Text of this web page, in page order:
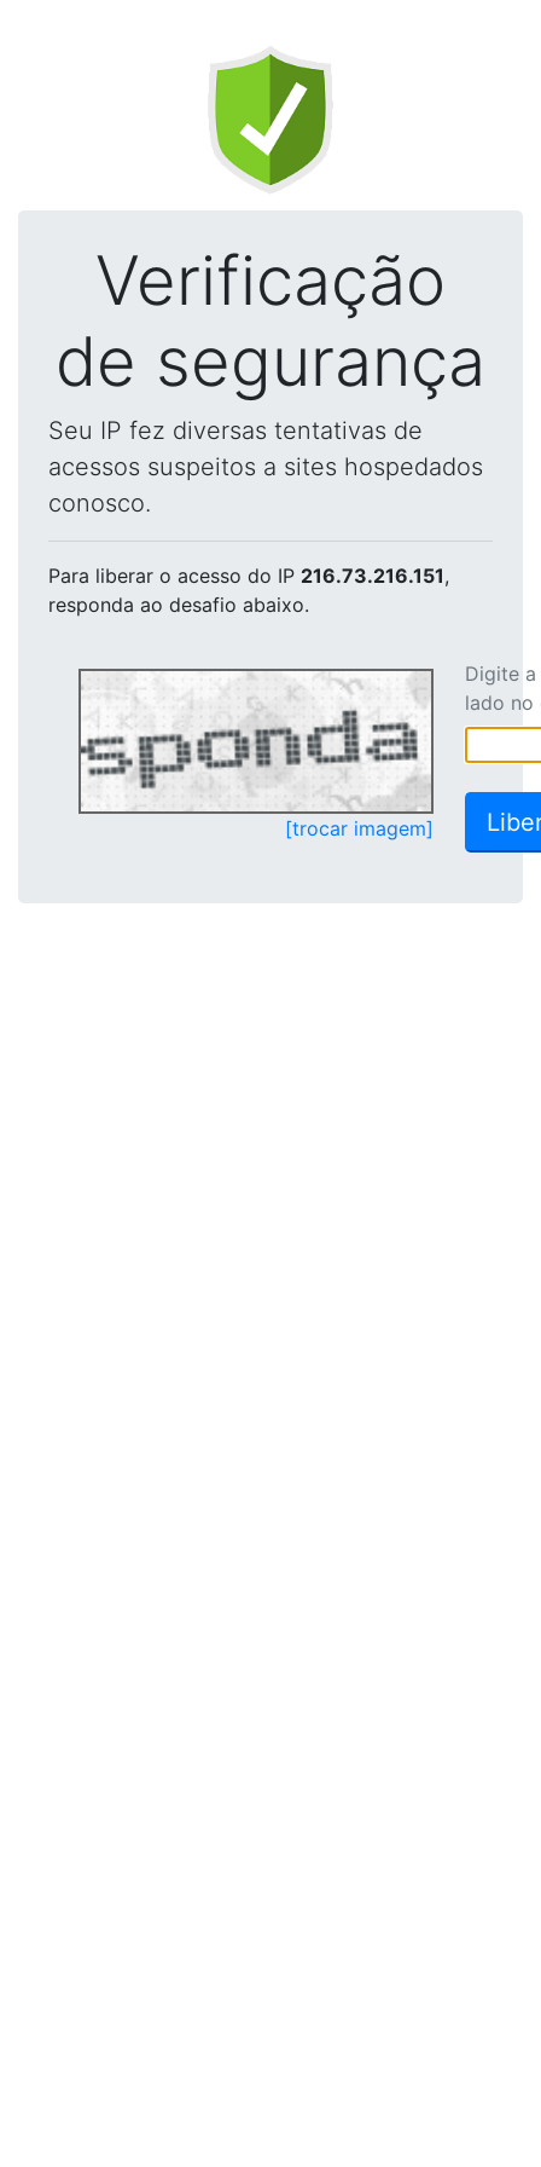
Verificação
de segurança
Seu IP fez diversas tentativas de
acessos suspeitos a sites hospedados
conosco.
Para liberar o acesso do IP 216.73.216.151,
responda ao desafio abaixo.
[trocar imagem]
Digite
lado no